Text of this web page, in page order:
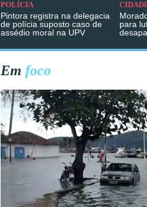
POLÍCIA
Pintora registra na delegacia
de polícia suposto caso de
assédio moral na UPV
para
Em foco